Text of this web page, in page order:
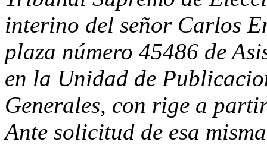
interino del señor Carlos
plaza número 45486 de
en la Unidad de
Generales, con rige a
Ante solicitud de esa